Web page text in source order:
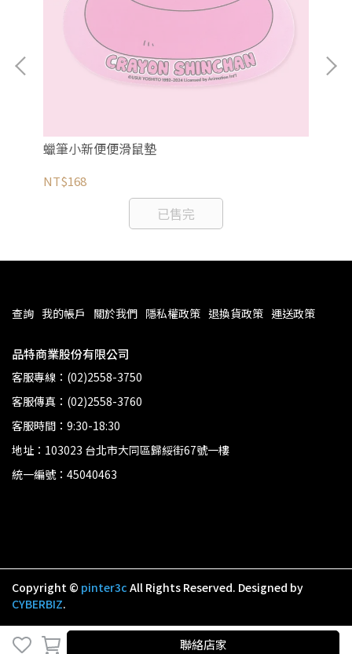
聯絡店家
蠟筆小新便便滑鼠墊
NT$168
已售完
查詢 我的帳戶 關於我們 隱私權政策 退換貨政策 運送政策
品特商業股份有限公司
客服專線：(02)2558-3750
客服傳真：(02)2558-3760
客服時間：9:30-18:30
地址：103023 台北市大同區歸綏街67號一樓
統一編號：45040463
Copyright © pinter3c All Rights Reserved. Designed by
CYBERBIZ.